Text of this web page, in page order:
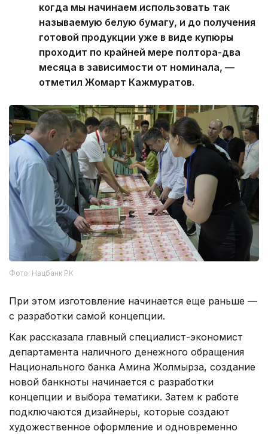
когда мы начинаем использовать так
называемую белую бумагу, и до получения
готовой продукции уже в виде купюры
проходит по крайней мере полтора-два
месяца в зависимости от номинала, —
отметил Жомарт Кажмуратов.
Фото: Нацбанк РК
При этом изготовление начинается еще раньше —
с разработки самой концепции.
Как рассказала главный специалист-экономист
департамента наличного денежного обращения
Национального банка Амина Жолмырза, создание
новой банкноты начинается с разработки
концепции и выбора тематики. Затем к работе
подключаются дизайнеры, которые создают
художественное оформление и одновременно